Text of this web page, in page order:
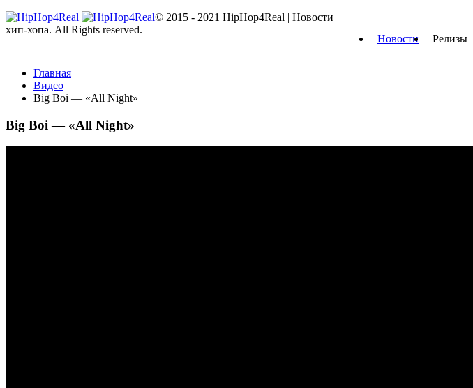
Новости Релизы
Главная
Видео
Big Boi — «All Night»
Big Boi — «All Night»
© 2015 - 2021 HipHop4Real | Новости
хип-хопа. All Rights reserved.